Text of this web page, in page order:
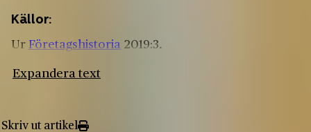
Källor:
Ur Företagshistoria 2019:3.
Expandera text
Skriv ut artikel